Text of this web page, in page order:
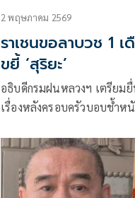
2 พฤษภาคม 2569
ราเชนขอลาบวช 1
ขยี้ ‘สุริยะ’
อธิบดีกรมฝนหลวงฯ เตรียม
เรื่องหลังครอบครัวบอบช้ำห
เขียนเพลงให้กำลังใจราเชน